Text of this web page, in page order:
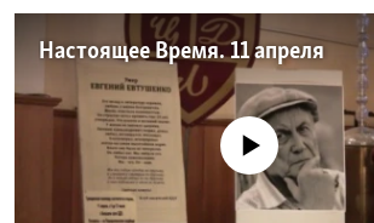
Настоящее Время. 11 апреля
No media source currently